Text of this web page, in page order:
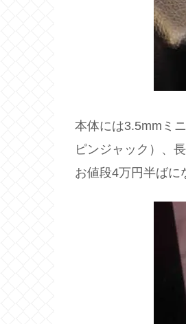
本体には3.5mmミ
ピンジャック）、
お値段4万円半ばに